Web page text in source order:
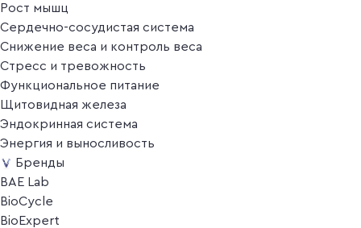
Рост мышц
Сердечно-сосудистая система
Снижение веса и контроль веса
Стресс и тревожность
Функциональное питание
Щитовидная железа
Эндокринная система
Энергия и выносливость
Бренды
BAE Lab
BioCycle
BioExpert